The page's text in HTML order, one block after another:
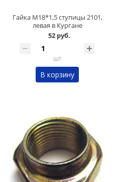
Гайка М18*1,5 ступицы 2101,
левая в Кургане
52 руб.
шт
В корзину